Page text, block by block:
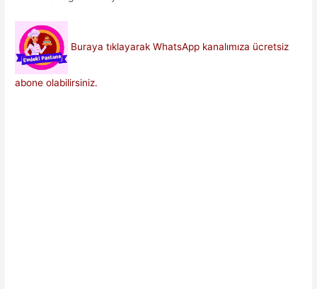
Buraya tıklayarak WhatsApp kanalımıza ücretsiz
abone olabilirsiniz.